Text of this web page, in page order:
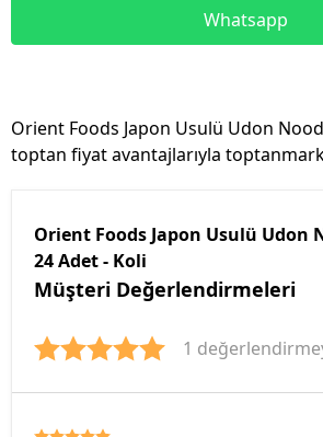
Whatsapp
Orient Foods Japon Usulü Udon
toptan fiyat avantajlarıyla
Orient Foods Japon Usulü Udon
24 Adet - Koli
Müşteri Değerlendirmeleri
1